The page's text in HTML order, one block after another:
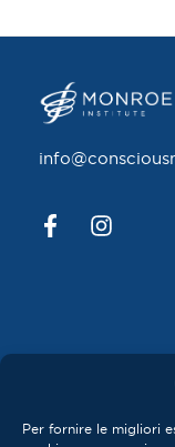
Per fornire le migliori